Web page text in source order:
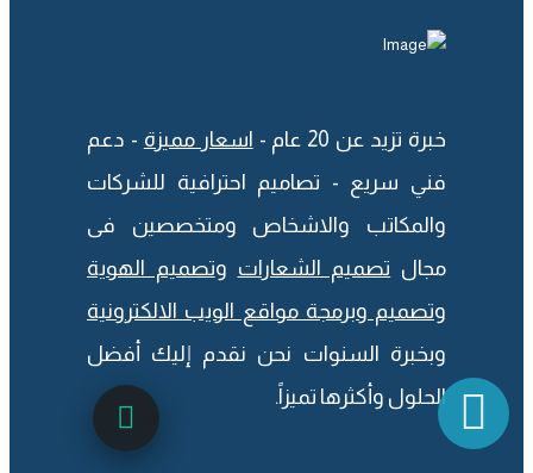
خبرة تزيد عن 20 عام - اسعار مميزة - دعم
فني سريع - تصاميم احترافية للشركات
والمكاتب والاشخاص ومتخصصين فى
مجال تصميم الشعارات وتصميم الهوية
وتصميم وبرمجة مواقع الويب الالكترونية
وبخبرة السنوات نحن نقدم إليك أفضل
الحلول وأكثرها تميزاً.